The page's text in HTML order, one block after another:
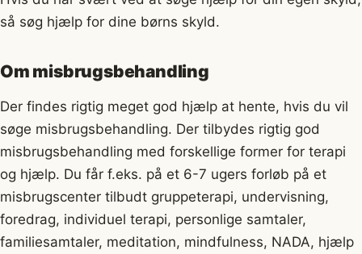
så søg hjælp for dine børns skyld.
Om misbrugsbehandling
Der findes rigtig meget god hjælp at hente, hvis du vil
søge misbrugsbehandling. Der tilbydes rigtig god
misbrugsbehandling med forskellige former for terapi
og hjælp. Du får f.eks. på et 6-7 ugers forløb på et
misbrugscenter tilbudt gruppeterapi, undervisning,
foredrag, individuel terapi, personlige samtaler,
familiesamtaler, meditation, mindfulness, NADA, hjælp